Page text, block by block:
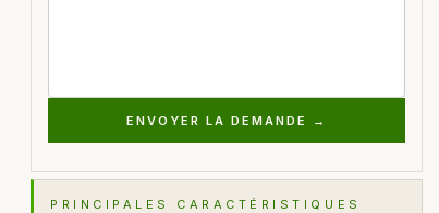
ENVOYER LA DEMANDE →
PRINCIPALES CARACTÉRISTIQUES